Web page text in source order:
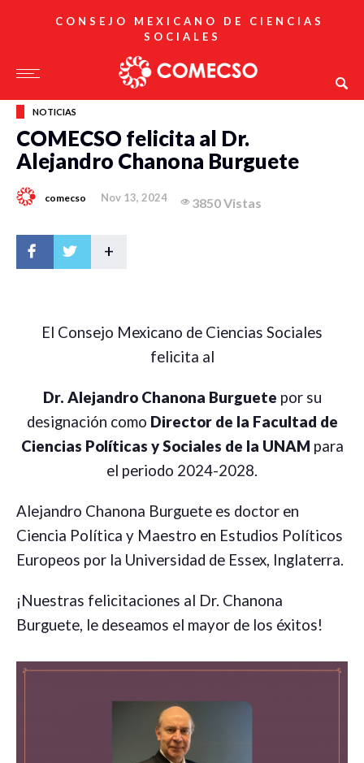
CONSEJO MEXICANO DE CIENCIAS
SOCIALES
NOTICIAS
COMECSO felicita al Dr.
Alejandro Chanona Burguete
comecso Nov 13, 2024 3850 Vistas
+
El Consejo Mexicano de Ciencias Sociales
felicita al
Dr. Alejandro Chanona Burguete por su
designación como Director de la Facultad de
Ciencias Políticas y Sociales de la UNAM para
el periodo 2024-2028.
Alejandro Chanona Burguete es doctor en
Ciencia Política y Maestro en Estudios Políticos
Europeos por la Universidad de Essex, Inglaterra.
¡Nuestras felicitaciones al Dr. Chanona
Burguete, le deseamos el mayor de los éxitos!